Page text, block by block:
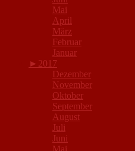
Mai
April
März
Februar
Januar
► 2017
Dezember
November
Oktober
September
August
Juli
Juni
Mai